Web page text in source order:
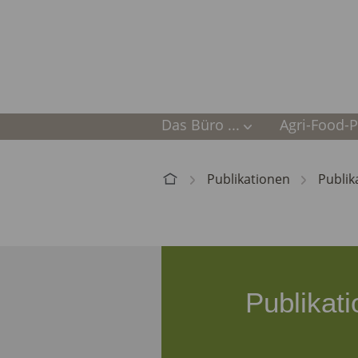
Das Büro ...
Agri-Food-
Publikationen